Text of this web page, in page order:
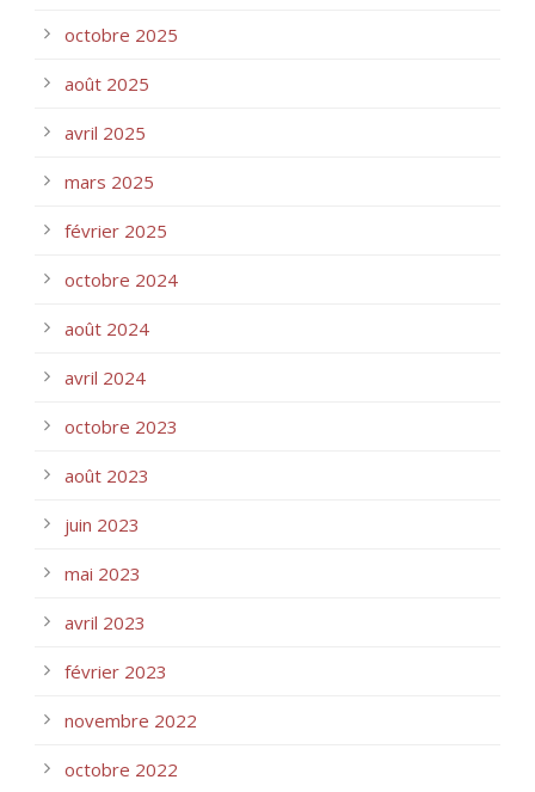
octobre 2025
août 2025
avril 2025
mars 2025
février 2025
octobre 2024
août 2024
avril 2024
octobre 2023
août 2023
juin 2023
mai 2023
avril 2023
février 2023
novembre 2022
octobre 2022